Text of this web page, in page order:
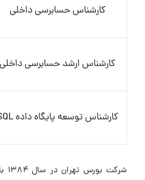
کارشناس حسابرسی داخلی
کارشناس ارشد حسابرسی داخلی
کارشناس توسعه پایگاه داده SQL